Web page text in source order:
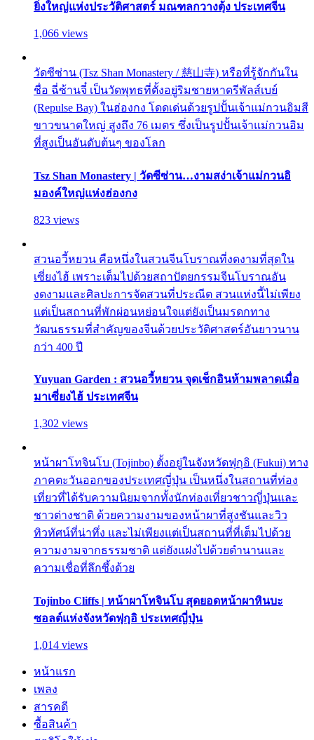
ยิ่งใหญ่แห่งประวัติศาสตร์ มณฑลกวางตุ้ง ประเทศจีน
1,066 views
วัดซีซ่าน (Tsz Shan Monastery / 慈山寺) หรือที่รู้จักกันใน
ชื่อ ฉี่ซ้านจี๋ เป็นวัดพุทธที่ตั้งอยู่ริมชายหาดรีพัลส์เบย์
(Repulse Bay) ในฮ่องกง โดดเด่นด้วยรูปปั้นเจ้าแม่กวนอิมสี
ขาวขนาดใหญ่ สูงถึง 76 เมตร ซึ่งเป็นรูปปั้นเจ้าแม่กวนอิม
ที่สูงเป็นอันดับต้นๆ ของโลก
Tsz Shan Monastery | วัดซีซ่าน…งามสง่าเจ้าแม่กวนอิ
มองค์ใหญ่แห่งฮ่องกง
823 views
สวนอวี้หยวน คือหนึ่งในสวนจีนโบราณที่งดงามที่สุดใน
เซี่ยงไฮ้ เพราะเต็มไปด้วยสถาปัตยกรรมจีนโบราณอัน
งดงามและศิลปะการจัดสวนที่ประณีต สวนแห่งนี้ไม่เพียง
แต่เป็นสถานที่พักผ่อนหย่อนใจแต่ยังเป็นมรดกทาง
วัฒนธรรมที่สำคัญของจีนด้วยประวัติศาสตร์อันยาวนาน
กว่า 400 ปี
Yuyuan Garden : สวนอวี้หยวน จุดเช็กอินห้ามพลาดเมื่อ
มาเซี่ยงไฮ้ ประเทศจีน
1,302 views
หน้าผาโทจินโบ (Tojinbo) ตั้งอยู่ในจังหวัดฟุกุอิ (Fukui) ทาง
ภาคตะวันออกของประเทศญี่ปุ่น เป็นหนึ่งในสถานที่ท่อง
เที่ยวที่ได้รับความนิยมจากทั้งนักท่องเที่ยวชาวญี่ปุ่นและ
ชาวต่างชาติ ด้วยความงามของหน้าผาที่สูงชันและวิว
ทิวทัศน์ที่น่าทึ่ง และไม่เพียงแต่เป็นสถานที่ที่เต็มไปด้วย
ความงามจากธรรมชาติ แต่ยังแฝงไปด้วยตำนานและ
ความเชื่อที่ลึกซึ้งด้วย
Tojinbo Cliffs | หน้าผาโทจินโบ สุดยอดหน้าผาหินบะ
ซอลต์แห่งจังหวัดฟุกุอิ ประเทศญี่ปุ่น
1,014 views
หน้าแรก
เพลง
สารคดี
ซื้อสินค้า